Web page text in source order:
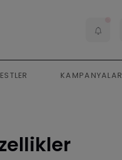
KAMPANYALAR